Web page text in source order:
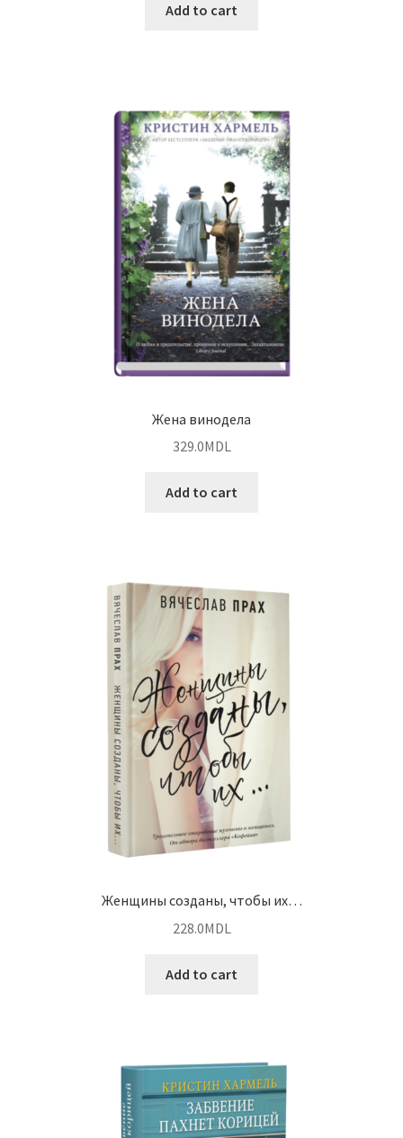
Add to cart
Жена винодела
329.0MDL
Add to cart
Женщины созданы, чтобы их…
228.0MDL
Add to cart